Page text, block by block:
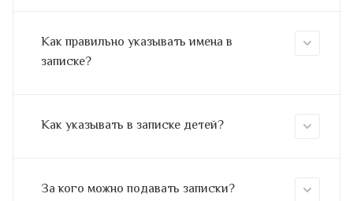
Как правильно указывать имена в
записке?
Как указывать в записке детей?
За кого можно подавать записки?